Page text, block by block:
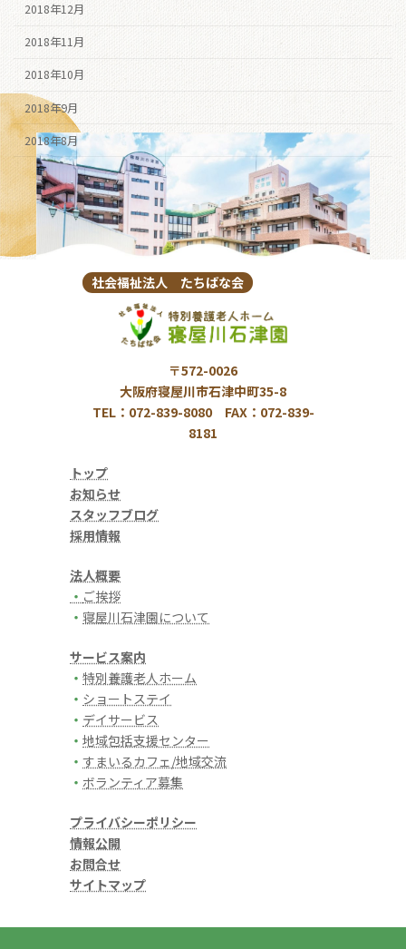
2018年12月
2018年11月
2018年10月
2018年9月
2018年8月
社会福祉法人 たちばな会
〒572-0026
大阪府寝屋川市石津中町35-8
TEL：072-839-8080 FAX：072-839-
8181
トップ
お知らせ
スタッフブログ
採用情報
法人概要
・ ご挨拶
・ 寝屋川石津園について
サービス案内
・ 特別養護老人ホーム
・ ショートステイ
・ デイサービス
・ 地域包括支援センター
・ すまいるカフェ/地域交流
・ ボランティア募集
プライバシーポリシー
情報公開
お問合せ
サイトマップ